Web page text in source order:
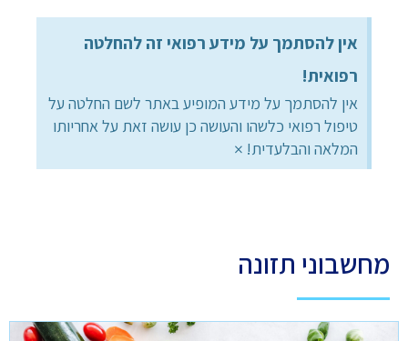
אין להסתמך על מידע רפואי זה להחלטה
רפואית!
אין להסתמך על מידע המופיע באתר לשם החלטה על
טיפול רפואי כלשהו והעושה כן עושה זאת על אחריותו
המלאה והבלעדית! ×
מחשבוני תזונה